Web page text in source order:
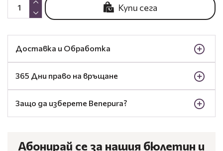
Купи сега
Доставка и Обработка
365 Дни право на връщане
Защо да изберете Benepura?
Абонирай се за нашия бюлетин и